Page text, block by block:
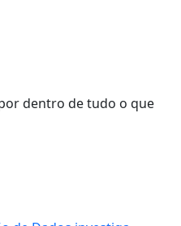
dentro de tudo o que